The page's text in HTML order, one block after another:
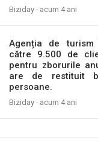
Biziday · acum 4 ani
Agenția de
către 9.500 de
pentru zborurile
are de restituit
persoane.
Biziday · acum 4 ani